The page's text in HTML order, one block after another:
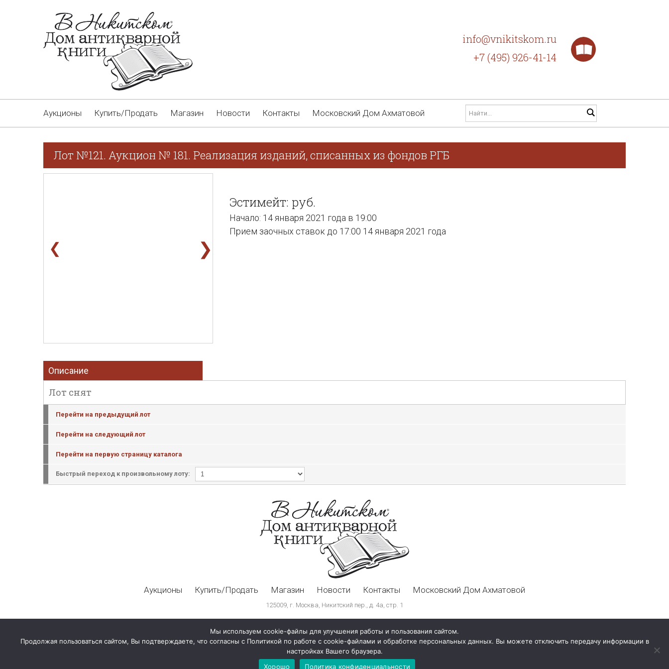
info@vnikitskom.ru
+7 (495) 926-41-14
Аукционы Купить/Продать Магазин Новости Контакты Московский Дом Ахматовой
Лот №121. Аукцион № 181. Реализация изданий, списанных из фондов РГБ
❮ ❯
Эстимейт: руб.
Начало: 14 января 2021 года в 19:00
Прием заочных ставок до 17:00 14 января 2021 года
Описание
Лот снят
Перейти на предыдущий лот
Перейти на следующий лот
Перейти на первую страницу каталога
Быстрый переход к произвольному лоту:
Аукционы Купить/Продать Магазин Новости Контакты Московский Дом Ахматовой
125009, г. Москва, Никитский пер., д. 4а, стр. 1
Мы используем cookie-файлы для улучшения работы и пользования сайтом.
Продолжая пользоваться сайтом, Вы подтверждаете, что согласны с Политикой по работе с cookie-файлами и обработке персональных данных. Вы можете отключить передачу информации в
настройках Вашего браузера.
Хорошо
Политика конфиденциальности